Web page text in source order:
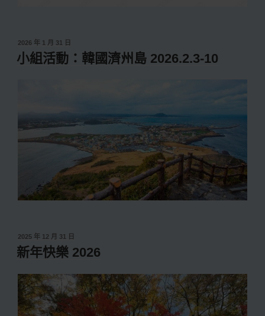
發
佈
於
2026 年 1 月 31 日
小組活動：韓國濟州島 2026.2.3-10
發
佈
於
2025 年 12 月 31 日
新年快樂 2026